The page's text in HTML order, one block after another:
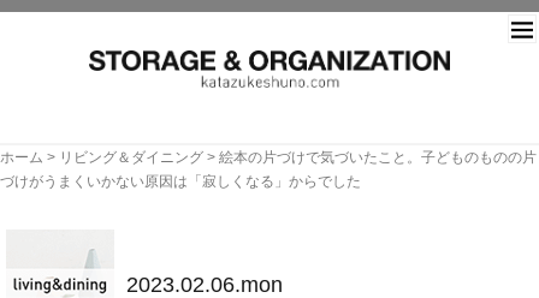
ホーム > リビング＆ダイニング > 絵本の片づけで気づいたこと。子どものものの片
づけがうまくいかない原因は「寂しくなる」からでした
2023.02.06.mon